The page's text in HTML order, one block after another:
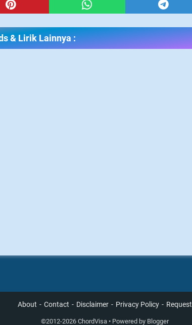
& Lirik Lainnya :
About Contact Disclaimer Privacy Policy Request
©2012-2026 ChordVisa • Powered by Blogger